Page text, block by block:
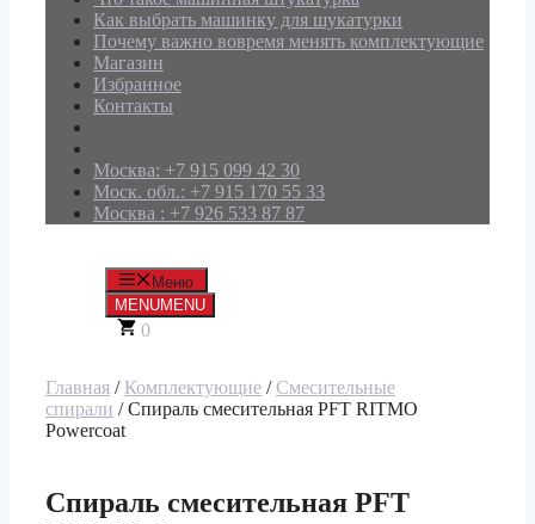
Как выбрать машинку для шукатурки
Почему важно вовремя менять комплектующие
Магазин
Избранное
Контакты
Москва: +7 915 099 42 30
Моск. обл.: +7 915 170 55 33
Москва : +7 926 533 87 87
Меню
MENUMENU
0
Главная / Комплектующие /Смесительные
спирали / Спираль смесительная PFT RITMO
Powercoat
Спираль смесительная PFT